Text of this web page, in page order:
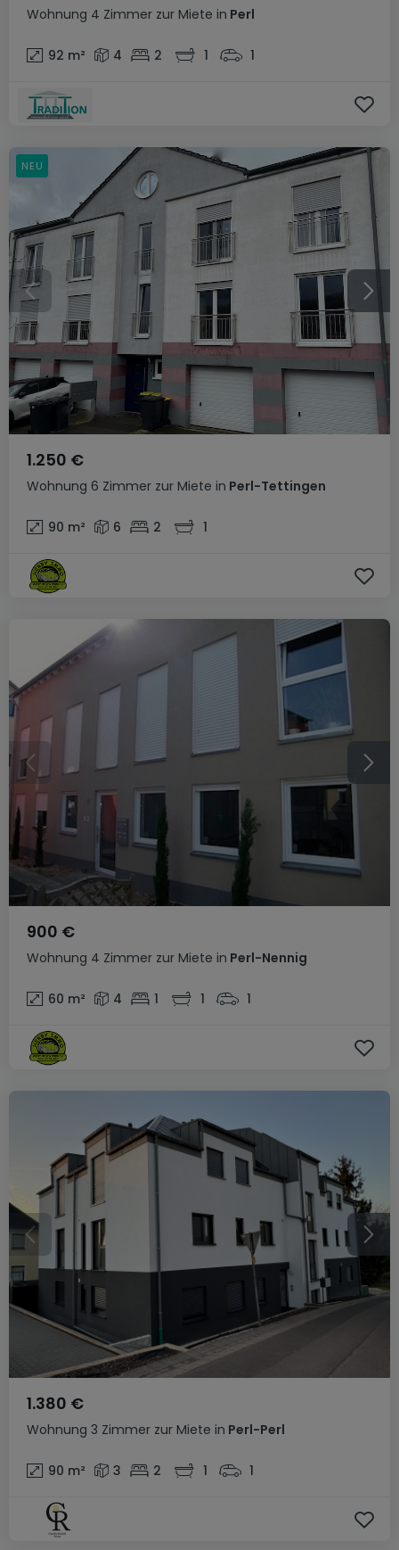
Wohnung 4 Zimmer zur Miete in Perl
92 m² 4 2 1 1
Wohnung 6 Zimmer zur Miete in Perl-Tettingen
1.250 €
90 m² 6 2 1
NEU
Wohnung 4 Zimmer zur Miete in Perl-Nennig
900 €
60 m² 4 1 1 1
Wohnung 3 Zimmer zur Miete in Perl-Perl
1.380 €
90 m² 3 2 1 1